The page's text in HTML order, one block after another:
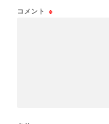
コメント ※